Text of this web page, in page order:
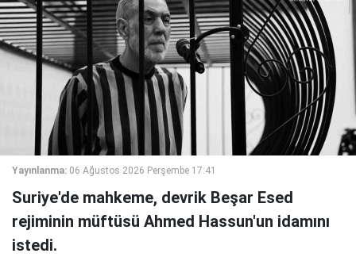
Yayınlanma: 06 Ağustos 2026 Perşembe 17:41
Suriye'de mahkeme, devrik Beşar Esed
rejiminin müftüsü Ahmed Hassun'un idamını
istedi.